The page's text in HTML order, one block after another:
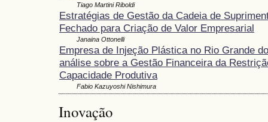
Tiago Martini Riboldi
Estratégias de Gestão da Cadeia de
Fechado para Criação de Valor Empresarial
Janaina Ottonelli
Empresa de Injeção Plástica no Rio Grande
análise sobre a Gestão Financeira da
Capacidade Produtiva
Fabio Kazuyoshi Nishimura
Inovação